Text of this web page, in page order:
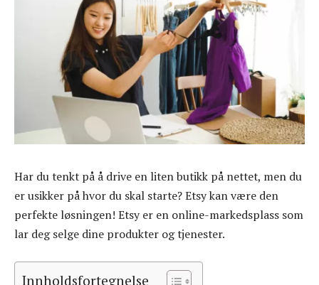
Har du tenkt på å drive en liten butikk på nettet, men du
er usikker på hvor du skal starte? Etsy kan være den
perfekte løsningen! Etsy er en online-markedsplass som
lar deg selge dine produkter og tjenester.
Innholdsfortegnelse